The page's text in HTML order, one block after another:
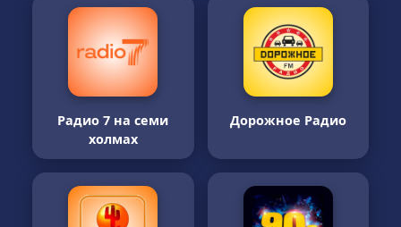
Радио 7 на семи
холмах
Дорожное Радио